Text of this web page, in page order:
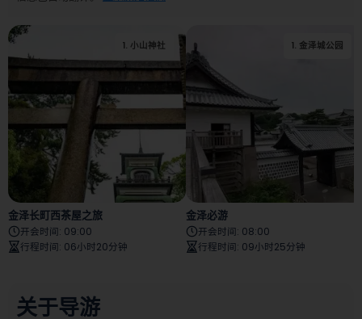
1. 小山神社 金泽市足轻博物馆
金泽长町西茶屋之旅
开会时间: 09:00
行程时间: 06小时20分钟
1. 金泽城公园
金泽必游
开会时间: 08:00
行程时间: 09小时25分钟
关于导游